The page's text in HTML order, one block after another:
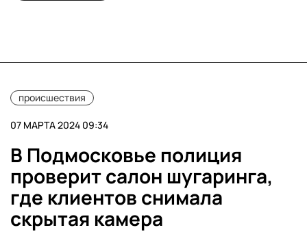
происшествия
07 МАРТА 2024 09:34
В Подмосковье полиция
проверит салон шугаринга,
где клиентов снимала
скрытая камера